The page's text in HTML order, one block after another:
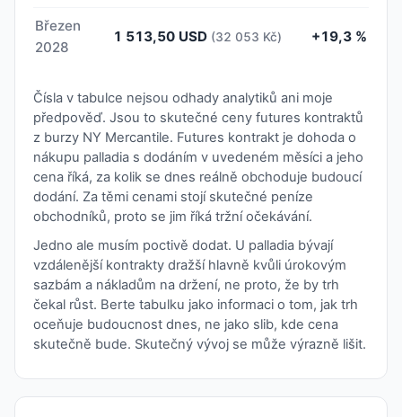
Březen
2028
1 513,50 USD (32 053 Kč) +19,3 %
Čísla v tabulce nejsou odhady analytiků ani moje
předpověď. Jsou to skutečné ceny futures kontraktů
z burzy NY Mercantile. Futures kontrakt je dohoda o
nákupu palladia s dodáním v uvedeném měsíci a jeho
cena říká, za kolik se dnes reálně obchoduje budoucí
dodání. Za těmi cenami stojí skutečné peníze
obchodníků, proto se jim říká tržní očekávání.
Jedno ale musím poctivě dodat. U palladia bývají
vzdálenější kontrakty dražší hlavně kvůli úrokovým
sazbám a nákladům na držení, ne proto, že by trh
čekal růst. Berte tabulku jako informaci o tom, jak trh
oceňuje budoucnost dnes, ne jako slib, kde cena
skutečně bude. Skutečný vývoj se může výrazně lišit.